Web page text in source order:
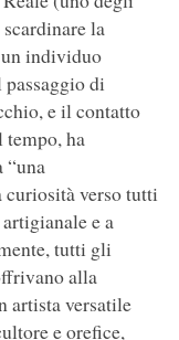
la
individuo
di
e il contatto
tempo, ha
“una
curiosità verso tutti
e a
tutti gli
alla
artista versatile
e orefice,